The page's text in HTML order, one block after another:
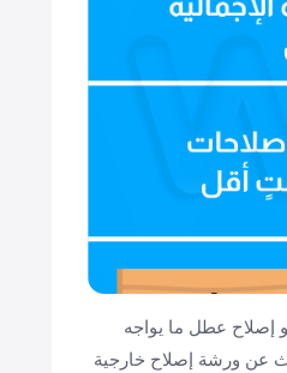
إصلاح عطل ما يواجه
عن ورشة إصلاح خارجية